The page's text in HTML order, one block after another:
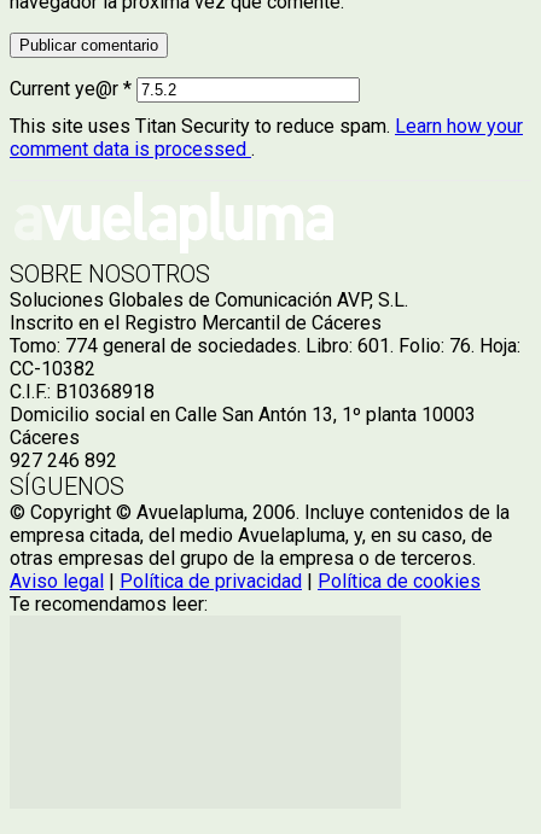
Current ye@r *
This site uses Titan Security to reduce spam. Learn how your
comment data is processed .
SOBRE NOSOTROS
Soluciones Globales de Comunicación AVP, S.L.
Inscrito en el Registro Mercantil de Cáceres
Tomo: 774 general de sociedades. Libro: 601. Folio: 76. Hoja:
CC-10382
C.I.F.: B10368918
Domicilio social en Calle San Antón 13, 1º planta 10003
Cáceres
927 246 892
SÍGUENOS
© Copyright © Avuelapluma, 2006. Incluye contenidos de la
empresa citada, del medio Avuelapluma, y, en su caso, de
otras empresas del grupo de la empresa o de terceros.
Aviso legal | Política de privacidad | Política de cookies
Te recomendamos leer: